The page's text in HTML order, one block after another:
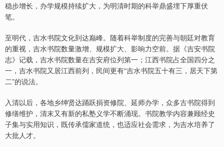
稳步增长，办学规模持续扩大，为明清时期的科举鼎盛埋下厚重伏
笔。
至明代，吉水书院文化到达巅峰。随着科举制度的完善与朝廷对教育
的重视，吉水书院数量激增、规模扩大、影响力空前。据《吉安书院
志》记载，吉水书院数量在吉安府位列第一；江西书院占全国四分之
一，吉水书院又居江西前列，民间更有“吉水书院五十有三，居天下第
二”的说法。
入清以后，各地乡绅贤达踊跃捐资修院、延师办学，众多古书院得到
修缮维护，清末又有新的私塾义学不断涌现。书院教学内容兼顾经史
子集与实用知识，既传承儒家道统，也适应社会需求，为吉水培养了
大批人才。